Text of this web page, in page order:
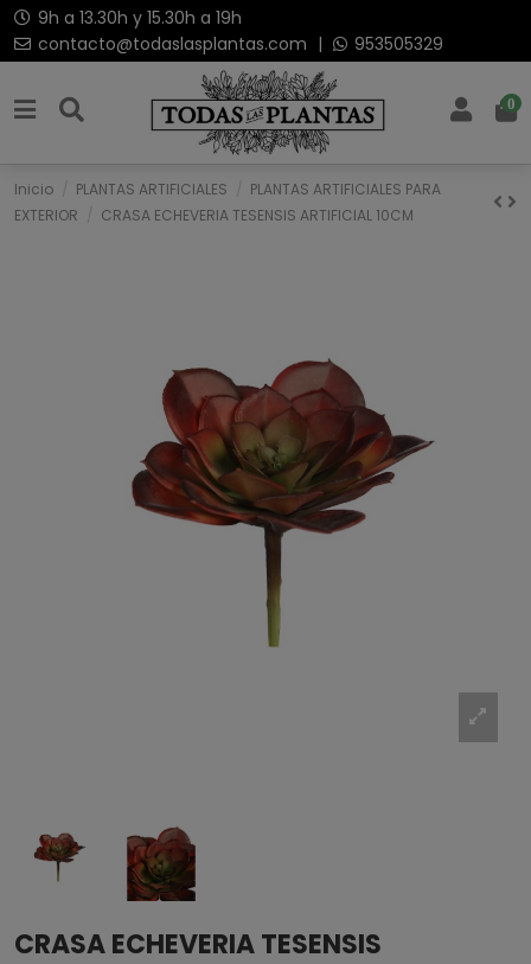
9h a 13.30h y 15.30h a 19h
contacto@todaslasplantas.com | 953505329
0
Inicio PLANTAS ARTIFICIALES
PLANTAS ARTIFICIALES PARA
EXTERIOR
CRASA ECHEVERIA TESENSIS ARTIFICIAL 10CM
CRASA ECHEVERIA TESENSIS